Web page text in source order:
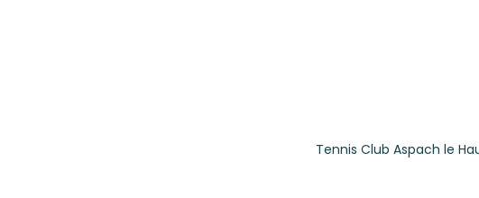
Tennis Club Aspach le